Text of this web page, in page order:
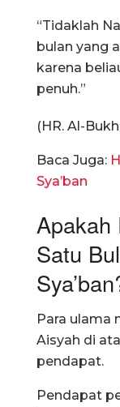
“Tidaklah
bulan yang
karena
penuh.”
(HR. Al-
Baca Juga:
Sya’ban
Apakah
Satu
Para ulama
Aisyah di
pendapat.
Pendapat